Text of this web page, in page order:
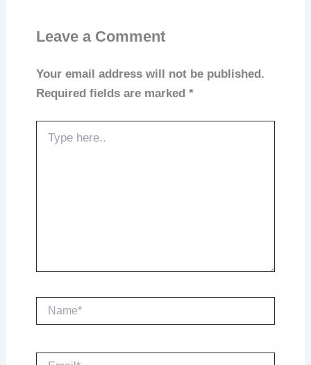
Leave a Comment
Your email address will not be published.
Required fields are marked *
here..